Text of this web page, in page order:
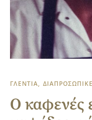
ΓΛΕΝΤΙΑ
Ο καφενές